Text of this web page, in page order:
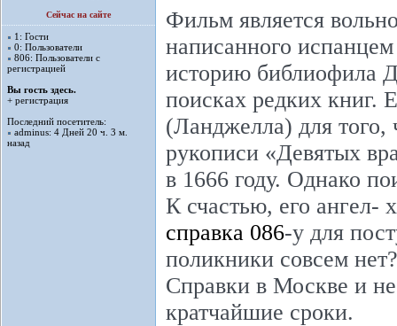
Сейчас на сайте
1: Гости
0: Пользователи
806: Пользователи с
регистрацией
Вы гость здесь.
+ регистрация
Последний посетитель:
adminus: 4 Дней 20 ч. 3 м.
назад
Фильм является
написанного
историю библиофила
поисках редких книг.
(Ланджелла) для
рукописи «Девятых
в 1666 году. Однако
К счастью, его ангел-
справка 086-у для
поликники совсем
Справки в Москве и
кратчайшие сроки.